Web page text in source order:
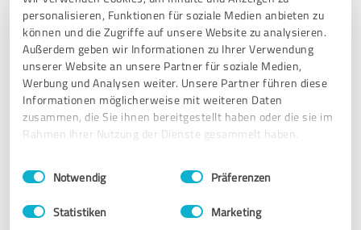
personalisieren, Funktionen für soziale Medien anbieten zu
können und die Zugriffe auf unsere Website zu analysieren.
Außerdem geben wir Informationen zu Ihrer Verwendung
unserer Website an unsere Partner für soziale Medien,
Werbung und Analysen weiter. Unsere Partner führen diese
Informationen möglicherweise mit weiteren Daten
zusammen, die Sie ihnen bereitgestellt haben oder die sie im
Rahmen Ihrer Nutzung der Dienste gesammelt haben.
Impressum Datenschutzbestimmungen
Einwilligungsauswahl
Notwendig Präferenzen
Statistiken Marketing
Empfehlung
Bewertung zu:
ZuSAGEN
12.09.2024 Anonym
4,80 von 5
SEHR GUT Empfehlung